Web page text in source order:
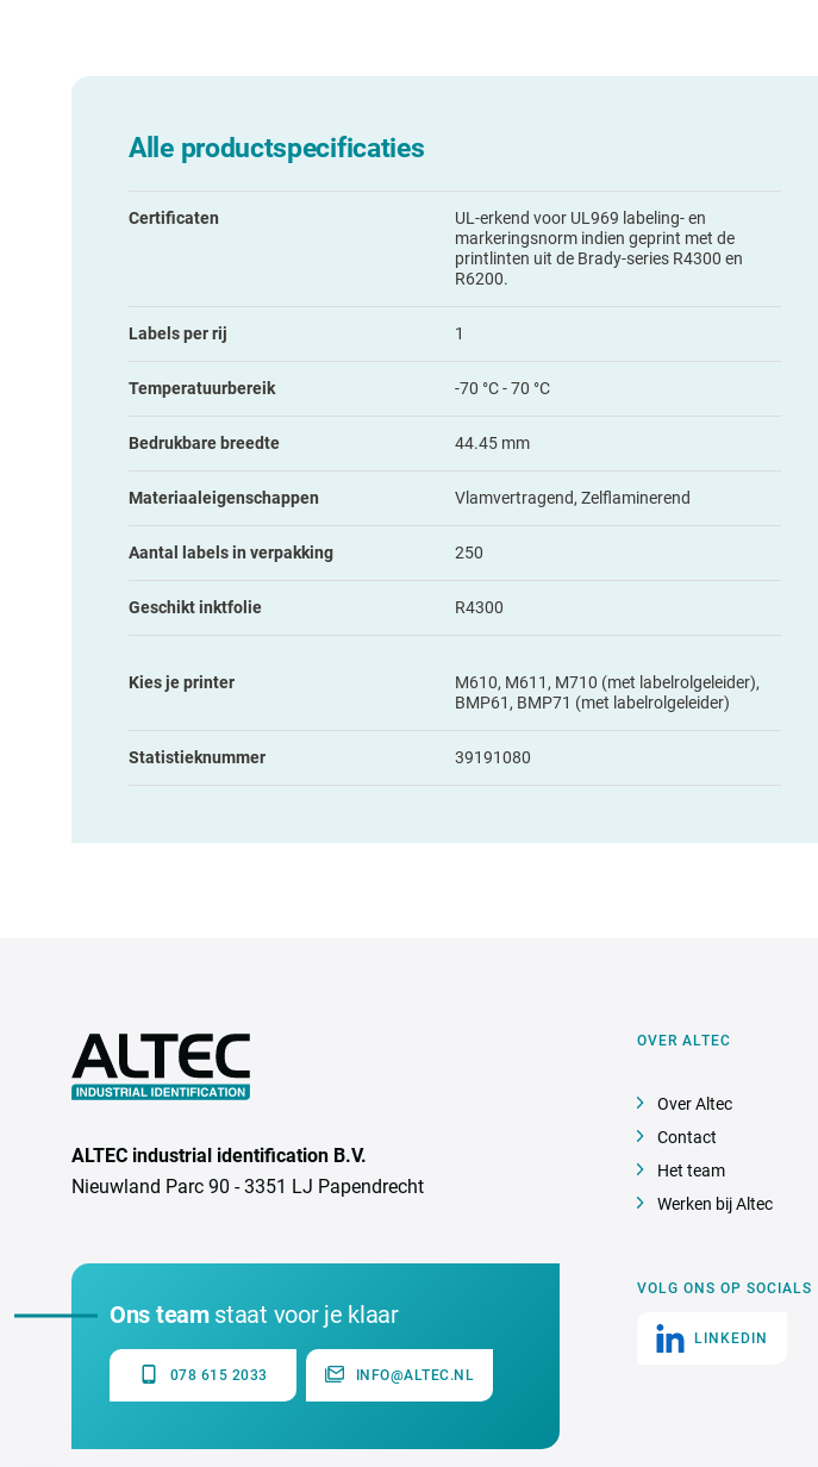
Alle productspecificaties
Certificaten
UL-erkend voor UL969 labeling- en
markeringsnorm indien geprint met de
printlinten uit de Brady-series R4300 en
R6200.
Labels per rij 1
Temperatuurbereik -70 °C - 70 °C
Bedrukbare breedte 44.45 mm
Materiaaleigenschappen Vlamvertragend, Zelflaminerend
Aantal labels in verpakking 250
Geschikt inktfolie R4300
Kies je printer
M610, M611, M710 (met labelrolgeleider),
BMP61, BMP71 (met labelrolgeleider)
Statistieknummer 39191080
ALTEC industrial identification B.V.
Nieuwland Parc 90 - 3351 LJ Papendrecht
Ons teamstaat voor je klaar
078 615 2033 INFO@ALTEC.NL
OVER ALTEC
Over Altec
Contact
Het team
Werken bij Altec
VOLG ONS OP SOCIALS
LINKEDIN